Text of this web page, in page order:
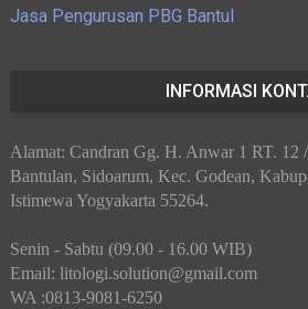
Jasa Pengurusan PBG Bantul
INFORMASI
Alamat: Candran Gg. H. Anwar 1 RT. 12
Bantulan, Sidoarum, Kec. Godean,
Istimewa Yogyakarta 55264.
Senin - Sabtu (09.00 - 16.00 WIB)
Email: litologi.solution@gmail.com
WA :0813-9081-6250